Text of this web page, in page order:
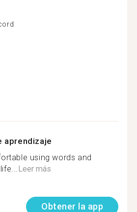
aprendizaje
using words and
Leer más
Obtener la app